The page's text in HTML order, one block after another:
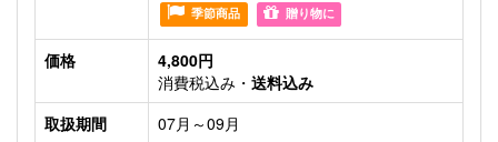
季節商品 贈り物に
価格
4,800円
消費税込み・ 送料込み
取扱期間
07月～09月